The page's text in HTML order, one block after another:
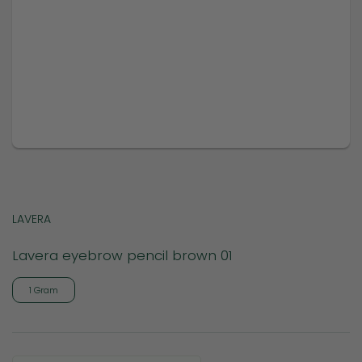
LAVERA
Lavera eyebrow pencil brown 01
1 Gram